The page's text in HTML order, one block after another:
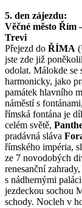
5. den zájezdu:
Věčné město Řím
Trevi
Přejezd do ŘÍMA
jste zde již
odolat. Málokde se
harmonicky, jako
památek hlavního
náměstí s fontánami,
římská fontána je
celém světě,
pradávná sláva
římského impéria,
ze 7 novodobých
renesanční zahrady,
s nádhernými
jezdeckou sochou
schody. Nocleh v